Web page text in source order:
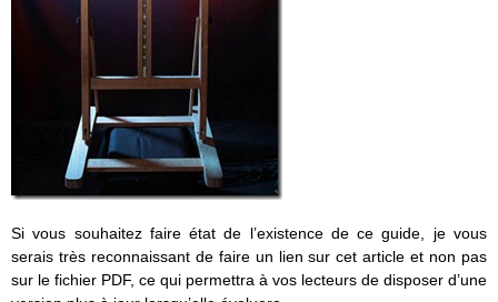
Si vous souhaitez faire état de l’existence de ce guide, je vous
serais très reconnaissant de faire un lien sur cet article et non pas
sur le fichier PDF, ce qui permettra à vos lecteurs de disposer d’une